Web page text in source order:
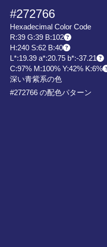
#272766
Hexadecimal Color Code
R:39 G:39 B:102
H:240 S:62 B:40
L*:19.39 a*:20.75 b*:-37.21
C:97% M:100% Y:42% K:6%
深い青紫系の色
#272766 の配色パターン